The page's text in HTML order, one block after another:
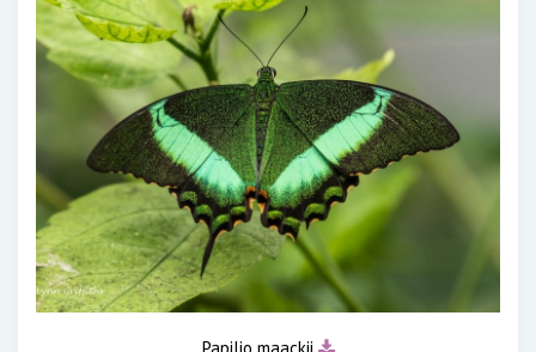
Papilio maackii